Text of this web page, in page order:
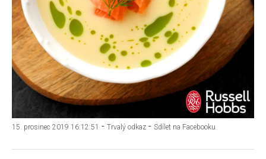
15. prosinec 2019 16:12:51 - Trvalý odkaz - Sdílet na Facebooku